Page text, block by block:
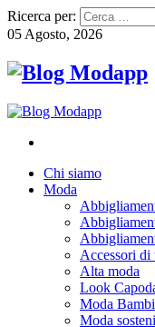
Ricerca per:
05 Agosto, 2026
Chi siamo
Moda
Accessori di
Alta moda
Look
Moda
Moda